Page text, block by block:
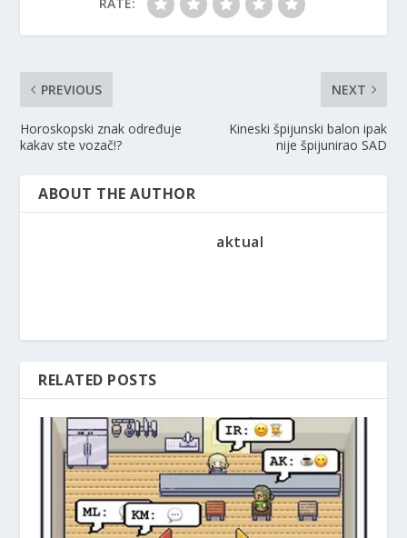
PREVIOUS
Horoskopski znak određuje
kakav ste vozač!?
NEXT
Kineski špijunski balon ipak
nije špijunirao SAD
ABOUT THE AUTHOR
aktual
RELATED POSTS